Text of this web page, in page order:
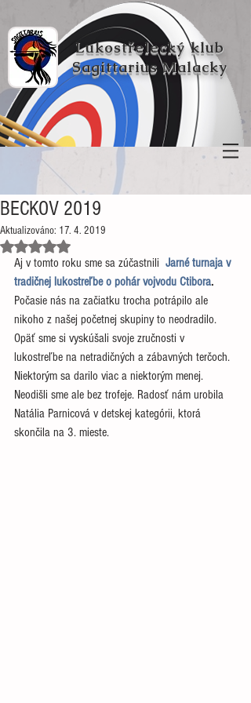
Lukostřelecký klub
Sagittarius Malacky
BECKOV 2019
Aktualizováno: 17. 4. 2019
Hodnoceno NaN z 5 hvězdiček.
Aj v tomto roku sme sa zúčastnili Jarné turnaja v
tradičnej lukostreľbe o pohár vojvodu Ctibora.
Počasie nás na začiatku trocha potrápilo ale
nikoho z našej početnej skupiny to neodradilo.
Opäť sme si vyskúšali svoje zručnosti v
lukostreľbe na netradičných a zábavných terčoch.
Niektorým sa darilo viac a niektorým menej.
Neodišli sme ale bez trofeje. Radosť nám urobila
Natália Parnicová v detskej kategórii, ktorá
skončila na 3. mieste.